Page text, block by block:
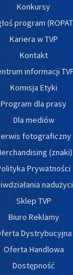
Konkursy
program
Kariera w TVP
Kontakt
informacji
Komisja Etyki
Program dla prasy
Dla mediów
fotograficzny
(znaki)
Prywatności
Sklep TVP
Biuro Reklamy
Dystrybucyjna
Oferta Handlowa
Dostępność